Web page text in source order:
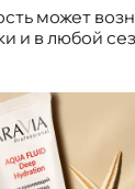
может
и в любой
на улице